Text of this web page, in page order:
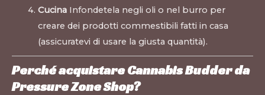
CucinaInfondetela negli oli o nel burro per
creare dei prodotti commestibili fatti in casa
(assicuratevi di usare la giusta quantità).
Perché acquistare Cannabis Budder da
Pressure Zone Shop?